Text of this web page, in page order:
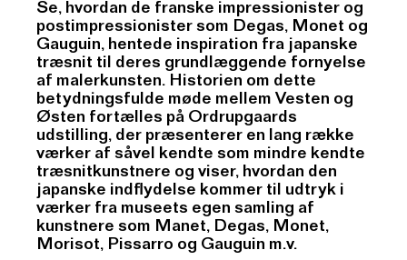
Se, hvordan de franske impressionister og
postimpressionister som Degas, Monet og
Gauguin, hentede inspiration fra japanske
træsnit til deres grundlæggende fornyelse
af malerkunsten. Historien om dette
betydningsfulde møde mellem Vesten og
Østen fortælles på Ordrupgaards
udstilling, der præsenterer en lang række
værker af såvel kendte som mindre kendte
træsnitkunstnere og viser, hvordan den
japanske indflydelse kommer til udtryk i
værker fra museets egen samling af
kunstnere som Manet, Degas, Monet,
Morisot, Pissarro og Gauguin m.v.